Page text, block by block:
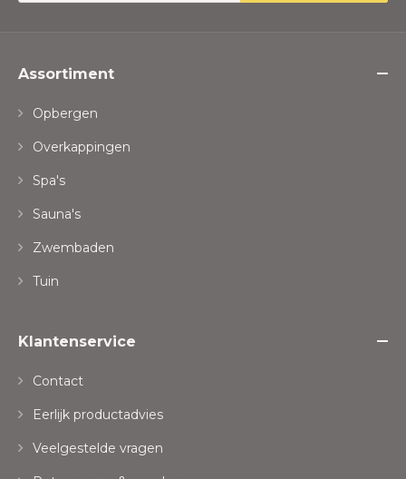
Assortiment
Opbergen
Overkappingen
Spa's
Sauna's
Zwembaden
Tuin
Klantenservice
Contact
Eerlijk productadvies
Veelgestelde vragen